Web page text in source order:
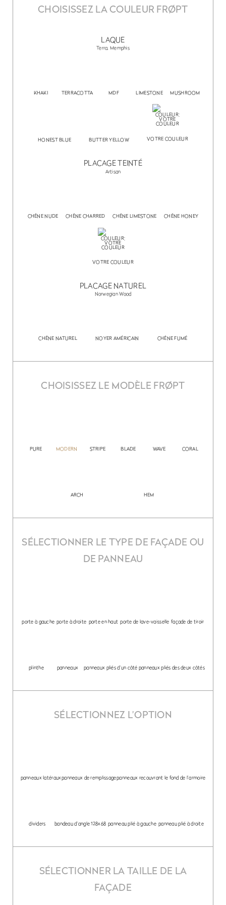
CHOISISSEZ LA COULEUR FRØPT
LAQUE
Terra, Memphis
KHAKI TERRACOTTA MDF LIMESTONE MUSHROOM
HONEST BLUE BUTTER YELLOW VOTRE COULEUR
PLACAGE TEINTÉ
Artisan
CHÊNE NUDE CHÊNE CHARRED CHÊNE LIMESTONE CHÊNE HONEY
VOTRE COULEUR
PLACAGE NATUREL
Norwegian Wood
CHÊNE NATUREL NOYER AMÉRICAIN CHÊNE FUMÉ
CHOISISSEZ LE MODÈLE FRØPT
PURE MODERN STRIPE BLADE WAVE CORAL
ARCH HEM
SÉLECTIONNER LE TYPE DE FAÇADE OU
DE PANNEAU
porte à gauche porte à droite porte en haut porte de lave-vaisselle façade de tiroir
plinthe panneaux panneaux pliés d’un côté panneaux pliés des deux côtés
SÉLECTIONNEZ L’OPTION
panneaux latérauxpanneaux de remplissagepanneaux recouvrant le fond de l’armoire
dividers bandeau d’angle 128x68 panneau plié à gauche panneau plié à droite
SÉLECTIONNER LA TAILLE DE LA
FAÇADE